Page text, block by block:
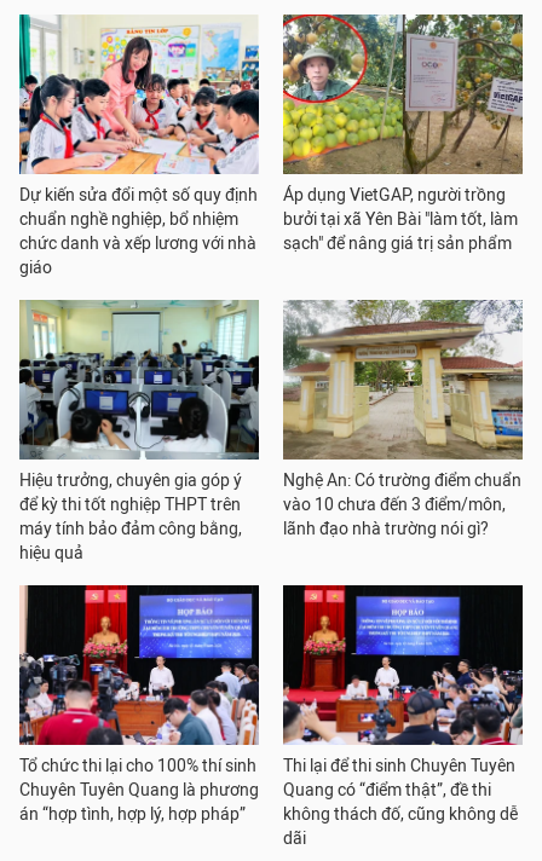
Dự kiến sửa đổi một số quy định
chuẩn nghề nghiệp, bổ nhiệm
chức danh và xếp lương với nhà
giáo
Áp dụng VietGAP, người trồng
bưởi tại xã Yên Bài "làm tốt, làm
sạch" để nâng giá trị sản phẩm
Hiệu trưởng, chuyên gia góp ý
để kỳ thi tốt nghiệp THPT trên
máy tính bảo đảm công bằng,
hiệu quả
Nghệ An: Có trường điểm chuẩn
vào 10 chưa đến 3 điểm/môn,
lãnh đạo nhà trường nói gì?
Tổ chức thi lại cho 100% thí sinh
Chuyên Tuyên Quang là phương
án “hợp tình, hợp lý, hợp pháp”
Thi lại để thi sinh Chuyên Tuyên
Quang có “điểm thật”, đề thi
không thách đố, cũng không dễ
dãi